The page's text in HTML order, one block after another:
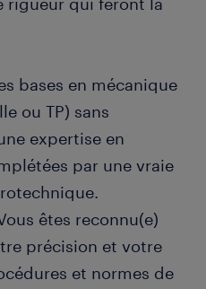
bases en mécanique
ou TP) sans
expertise en
par une vraie
êtes reconnu(e)
précision et votre
et normes de